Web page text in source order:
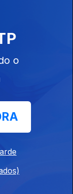
27 jan. 2024
20 jan. 2024
o